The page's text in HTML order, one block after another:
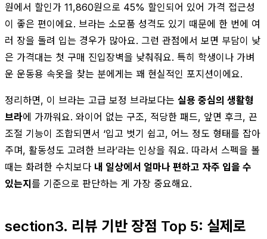
원에서 할인가 11,860원으로 45% 할인되어 있어 가격 접근성
이 좋은 편이에요. 브라는 소모품 성격도 있기 때문에 한 번에 여
러 장을 돌려 입는 경우가 많아요. 그런 관점에서 보면 부담이 낮
은 가격대는 첫 구매 진입장벽을 낮춰줘요. 특히 학생이나 가벼
운 운동용 속옷을 찾는 분에게는 꽤 현실적인 포지션이에요.
정리하면, 이 브라는 고급 보정 브라보다는 실용 중심의 생활형
브라에 가까워요. 와이어 없는 구조, 적당한 패드, 앞면 후크, 끈
조절 기능이 조합되면서 ‘입고 벗기 쉽고, 어느 정도 형태를 잡아
주며, 활동성도 고려한 브라’라는 인상을 줘요. 따라서 스펙을 볼
때는 화려한 수치보다 내 일상에서 얼마나 편하고 자주 입을 수
있는지를 기준으로 판단하는 게 가장 중요해요.
section3. 리뷰 기반 장점 Top 5: 실제로